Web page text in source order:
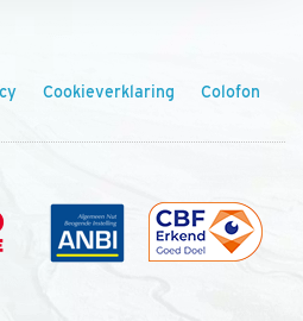
Cookieverklaring Colofon